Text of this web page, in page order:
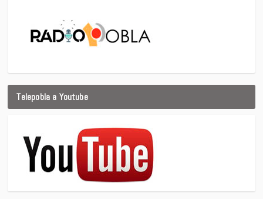
Telepobla a Youtube